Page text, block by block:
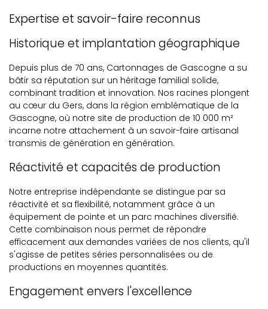
Expertise et savoir-faire reconnus
Historique et implantation géographique
Depuis plus de 70 ans, Cartonnages de Gascogne a su
bâtir sa réputation sur un héritage familial solide,
combinant tradition et innovation. Nos racines plongent
au cœur du Gers, dans la région emblématique de la
Gascogne, où notre site de production de 10 000 m²
incarne notre attachement à un savoir-faire artisanal
transmis de génération en génération.
Réactivité et capacités de production
Notre entreprise indépendante se distingue par sa
réactivité et sa flexibilité, notamment grâce à un
équipement de pointe et un parc machines diversifié.
Cette combinaison nous permet de répondre
efficacement aux demandes variées de nos clients, qu'il
s'agisse de petites séries personnalisées ou de
productions en moyennes quantités.
Engagement envers l'excellence